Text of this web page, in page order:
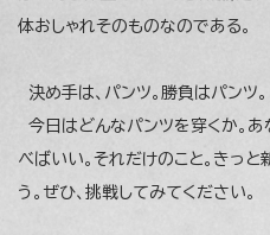
体おしゃれそのものなのである。
決め手は、パンツ。勝負はパンツ。
今日はどんなパンツを穿くか。
べばいい。それだけのこと。きっ
う。ぜひ、挑戦してみてください。